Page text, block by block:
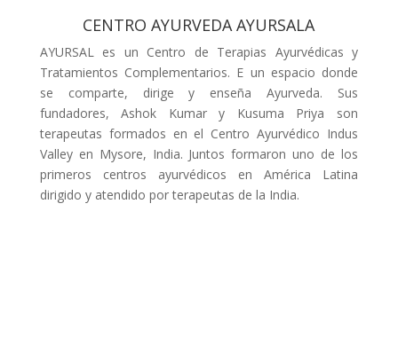
CENTRO AYURVEDA AYURSALA
AYURSAL es un Centro de Terapias Ayurvédicas y
Tratamientos Complementarios. E un espacio donde
se comparte, dirige y enseña Ayurveda. Sus
fundadores, Ashok Kumar y Kusuma Priya son
terapeutas formados en el Centro Ayurvédico Indus
Valley en Mysore, India. Juntos formaron uno de los
primeros centros ayurvédicos en América Latina
dirigido y atendido por terapeutas de la India.